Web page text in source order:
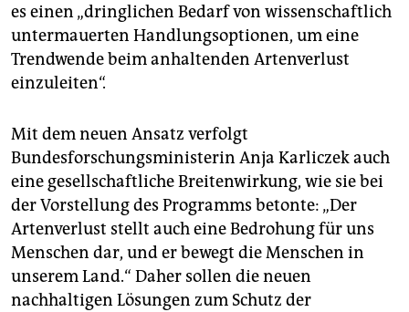
es einen „dringlichen Bedarf von wissenschaftlich
untermauerten Handlungsoptionen, um eine
Trendwende beim anhaltenden Artenverlust
einzuleiten“.
Mit dem neuen Ansatz verfolgt
Bundesforschungsministerin Anja Karliczek auch
eine gesellschaftliche Breitenwirkung, wie sie bei
der Vorstellung des Programms betonte: „Der
Artenverlust stellt auch eine Bedrohung für uns
Menschen dar, und er bewegt die Menschen in
unserem Land.“ Daher sollen die neuen
nachhaltigen Lösungen zum Schutz der